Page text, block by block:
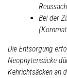
Bei der
Die Entsorgung
Neophytensäcke
Kehrichtsäcken an